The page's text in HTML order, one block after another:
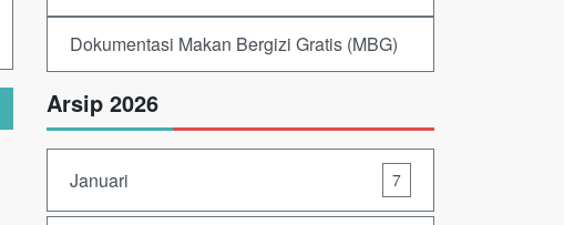
Dokumentasi Makan Bergizi Gratis (MBG)
Arsip 2026
Januari 7